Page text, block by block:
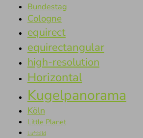
Bundestag
Cologne
equirect
equirectangular
high-resolution
Horizontal
Kugelpanorama
Köln
Little Planet
Luftbild